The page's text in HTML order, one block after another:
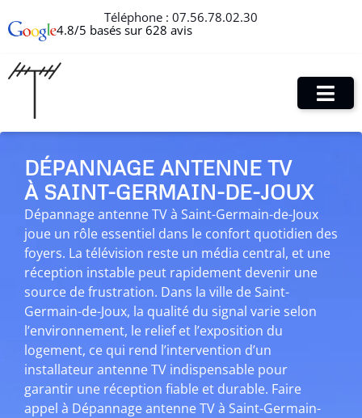
Téléphone : 07.56.78.02.30
4.8/5 basés sur 628 avis
DÉPANNAGE ANTENNE TV
À SAINT-GERMAIN-DE-JOUX
Dépannage antenne TV à Saint-Germain-de-Joux
joue un rôle essentiel dans le confort quotidien des
foyers. La télévision reste un média central, et une
réception instable peut rapidement devenir une
source de frustration. Dans la ville de Saint-
Germain-de-Joux, la qualité du signal varie selon
l’environnement, le relief et l’exposition du
logement, ce qui rend l’intervention d’un
installateur antenne TV indispensable pour
garantir une réception fiable et durable. Faire
appel à Dépannage antenne TV à Saint-Germain-